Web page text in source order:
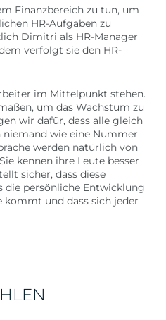
Finanzbereich zu tun, um
HR-Aufgaben zu
Dimitri als HR-Manager
verfolgt sie den HR-
im Mittelpunkt stehen.
um das Wachstum zu
wir dafür, dass alle gleich
wie eine Nummer
werden natürlich von
kennen ihre Leute besser
sicher, dass diese
die persönliche Entwicklung
kommt und dass sich jeder